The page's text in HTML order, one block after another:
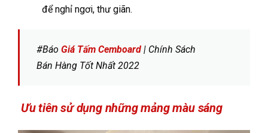
để nghỉ ngơi, thư giãn.
#Báo Giá Tấm Cemboard | Chính Sách
Bán Hàng Tốt Nhất 2022
Ưu tiên sử dụng những mảng màu sáng